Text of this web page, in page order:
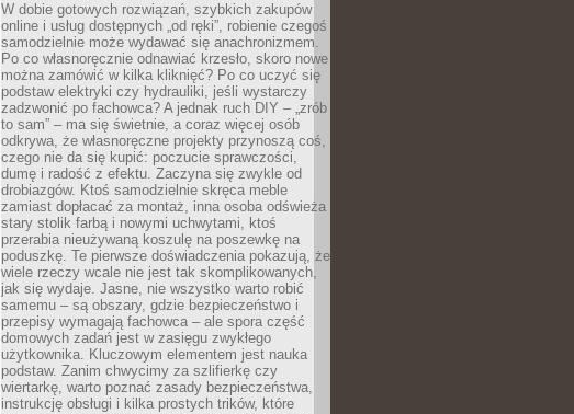
W dobie gotowych rozwiązań, szybkich zakupów
online i usług dostępnych „od ręki”, robienie czegoś
samodzielnie może wydawać się anachronizmem.
Po co własnoręcznie odnawiać krzesło, skoro nowe
można zamówić w kilka kliknięć? Po co uczyć się
podstaw elektryki czy hydrauliki, jeśli wystarczy
zadzwonić po fachowca? A jednak ruch DIY – „zrób
to sam” – ma się świetnie, a coraz więcej osób
odkrywa, że własnoręczne projekty przynoszą coś,
czego nie da się kupić: poczucie sprawczości,
dumę i radość z efektu. Zaczyna się zwykle od
drobiazgów. Ktoś samodzielnie skręca meble
zamiast dopłacać za montaż, inna osoba odświeża
stary stolik farbą i nowymi uchwytami, ktoś
przerabia nieużywaną koszulę na poszewkę na
poduszkę. Te pierwsze doświadczenia pokazują, że
wiele rzeczy wcale nie jest tak skomplikowanych,
jak się wydaje. Jasne, nie wszystko warto robić
samemu – są obszary, gdzie bezpieczeństwo i
przepisy wymagają fachowca – ale spora część
domowych zadań jest w zasięgu zwykłego
użytkownika. Kluczowym elementem jest nauka
podstaw. Zanim chwycimy za szlifierkę czy
wiertarkę, warto poznać zasady bezpieczeństwa,
instrukcję obsługi i kilka prostych trików, które